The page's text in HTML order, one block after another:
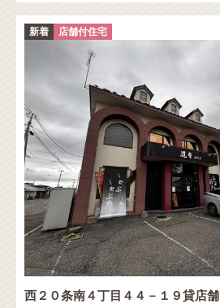
新着 店舗付住宅
西２０条南４丁目４４－１９貸店舗